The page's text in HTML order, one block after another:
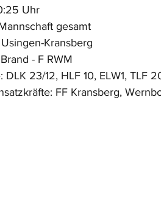
Uhr
gesamt
Kransberg
- F RWM
DLK 23/12, HLF 10, ELW1, TLF
FF Kransberg,